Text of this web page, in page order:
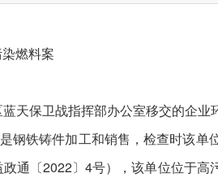
燃料案
保卫战指挥部办公室移交的企业
钢铁铸件加工和销售，检查时该
通〔2022〕4号），该单位位于